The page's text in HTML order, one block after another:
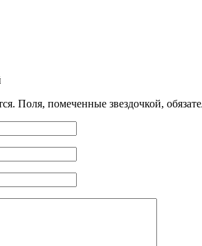
Поля, помеченные звездочкой,